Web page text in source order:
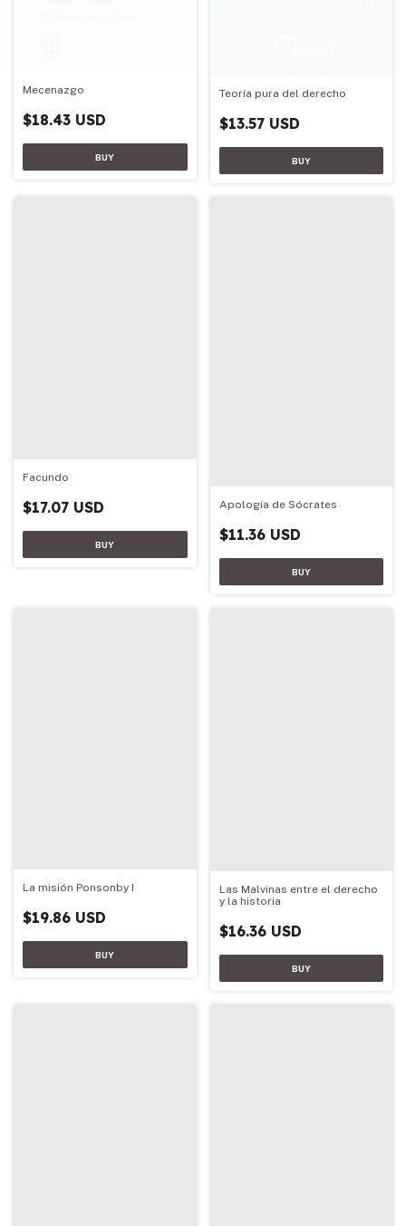
Mecenazgo
$18.43 USD
Teoría pura del derecho
$13.57 USD
Facundo
$17.07 USD Apología de Sócrates
$11.36 USD
La misión Ponsonby I
$19.86 USD
Las Malvinas entre el derecho
y la historia
$16.36 USD